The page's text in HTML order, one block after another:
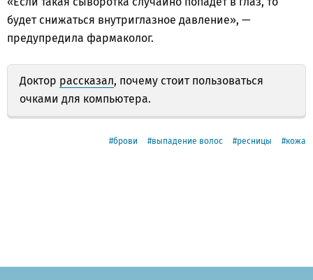
будет снижаться внутриглазное давление», —
предупредила фармаколог.
Доктор рассказал, почему стоит пользоваться
очками для компьютера.
брови выпадение волос ресницы кожа